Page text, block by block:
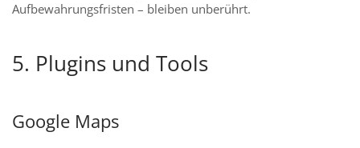
Aufbewahrungsfristen – bleiben unberührt.
5. Plugins und Tools
Google Maps